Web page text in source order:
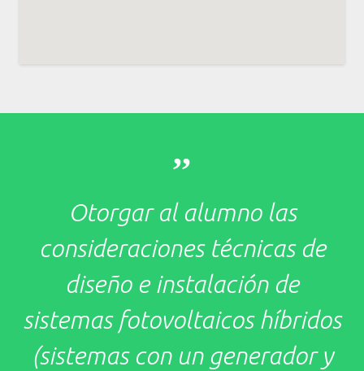
,,
Otorgar al alumno las
consideraciones técnicas de
diseño e instalación de
sistemas fotovoltaicos híbridos
(sistemas con un generador y